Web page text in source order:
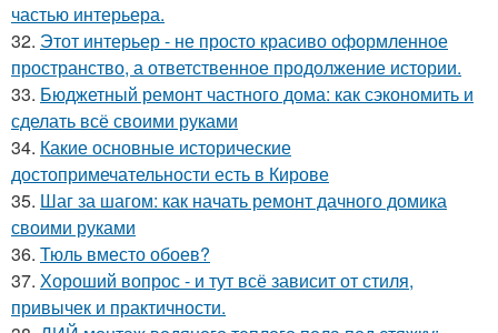
частью интерьера.
32. Этот интерьер - не просто красиво оформленное
пространство, а ответственное продолжение истории.
33. Бюджетный ремонт частного дома: как сэкономить и
сделать всё своими руками
34. Какие основные исторические
достопримечательности есть в Кирове
35. Шаг за шагом: как начать ремонт дачного домика
своими руками
36. Тюль вместо обоев?
37. Хороший вопрос - и тут всё зависит от стиля,
привычек и практичности.